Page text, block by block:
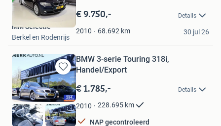
Bewaren
in
Mijn
Favorieten
€ 9.750,- Details
2010 68.692 km
MM Selectie
Berkel en Rodenrijs
30 jul 26
Bewaren
in
Mijn
Favorieten
BMW 3-serie Touring 318i,
Handel/Export
€ 1.785,- Details
2010 228.695 km
NAP gecontroleerd